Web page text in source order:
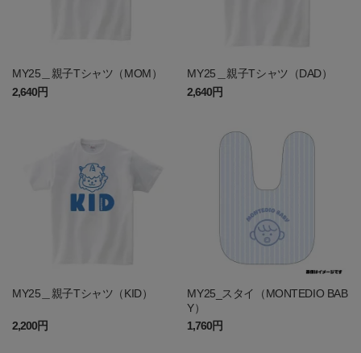
MY25＿親子Tシャツ（MOM）
2,640円
MY25＿親子Tシャツ（DAD）
2,640円
MY25＿親子Tシャツ（KID）
2,200円
MY25_スタイ（MONTEDIO BAB
Y）
1,760円